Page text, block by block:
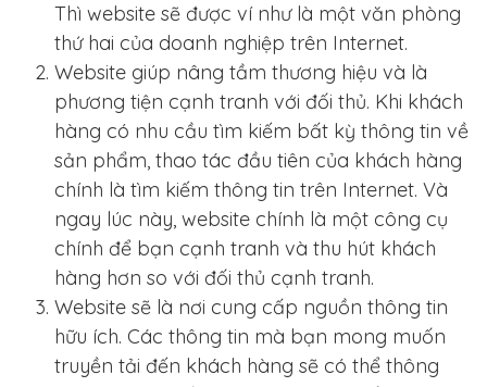
Thì website sẽ được ví như là một văn phòng
thứ hai của doanh nghiệp trên Internet.
Website giúp nâng tầm thương hiệu và là
phương tiện cạnh tranh với đối thủ. Khi khách
hàng có nhu cầu tìm kiếm bất kỳ thông tin về
sản phẩm, thao tác đầu tiên của khách hàng
chính là tìm kiếm thông tin trên Internet. Và
ngay lúc này, website chính là một công cụ
chính để bạn cạnh tranh và thu hút khách
hàng hơn so với đối thủ cạnh tranh.
Website sẽ là nơi cung cấp nguồn thông tin
hữu ích. Các thông tin mà bạn mong muốn
truyền tải đến khách hàng sẽ có thể thông